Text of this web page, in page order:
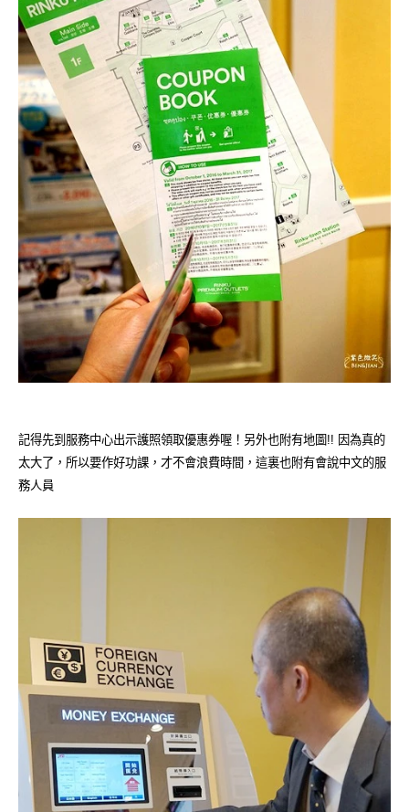
記得先到服務中心出示護照領取優惠券喔！另外也附有地圖!! 因為真的
太大了，所以要作好功課，才不會浪費時間，這裏也附有會說中文的服
務人員